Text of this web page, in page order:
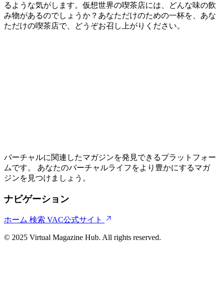
るような気がします。仮想世界の喫茶店には、どんな味の飲
み物があるのでしょうか？あなただけのための一杯を、あな
ただけの喫茶店で、どうぞお召し上がりください。
バーチャルに関連したマガジンを発見できるプラットフォー
ムです。 あなたのバーチャルライフをより豊かにするマガ
ジンを見つけましょう。
ナビゲーション
ホーム 検索 VAC公式サイト
© 2025 Virtual Magazine Hub. All rights reserved.